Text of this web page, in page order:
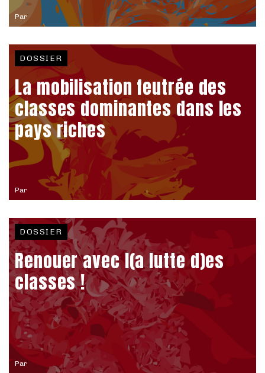
Par
Par
DOSSIER
La mobilisation feutrée des
classes dominantes dans les
pays riches
Par
DOSSIER
Renouer avec l(a lutte d)es
classes !